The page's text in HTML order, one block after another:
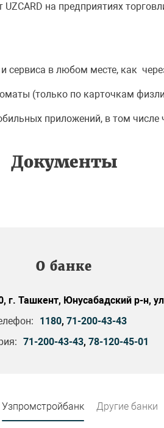
на предприятиях
сервиса в любом месте, как
(только по карточкам
приложений, в том числе
Документы
О банке
г. Ташкент, Юнусабадский р-н,
1180, 71-200-43-43
71-200-43-43, 78-120-45-01
Узпромстройбанк Другие банки